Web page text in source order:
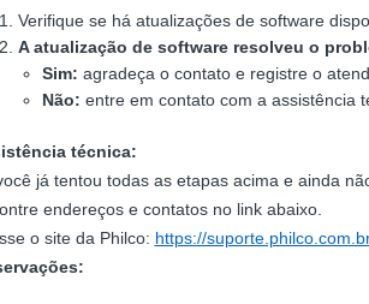
Verifique se há atualizações de software
A atualização de software resolveu o
Sim: agradeça o contato e registre o
Não: entre em contato com a assistência
técnica:
já tentou todas as etapas acima e ainda
endereços e contatos no link abaixo.
o site da Philco: https://